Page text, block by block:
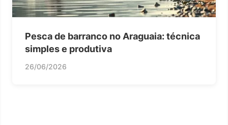
Pesca de barranco no Araguaia: técnica
simples e produtiva
26/06/2026